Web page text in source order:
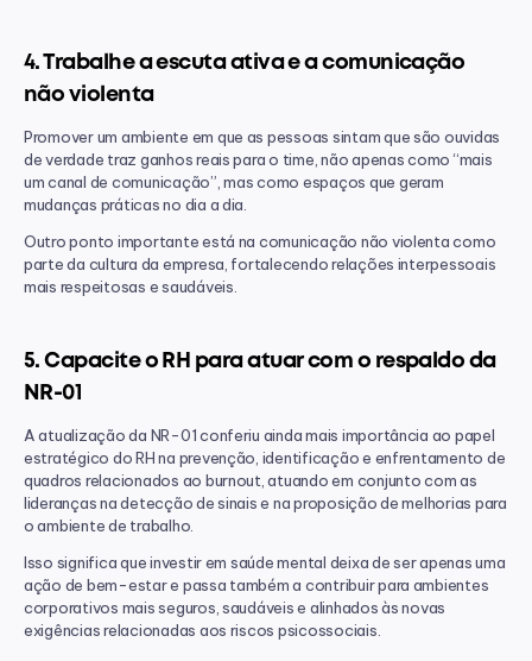
4. Trabalhe a escuta ativa e a comunicação
não violenta
Promover um ambiente em que as pessoas sintam que são ouvidas
de verdade traz ganhos reais para o time, não apenas como “mais
um canal de comunicação”, mas como espaços que geram
mudanças práticas no dia a dia.
Outro ponto importante está na comunicação não violenta como
parte da cultura da empresa, fortalecendo relações interpessoais
mais respeitosas e saudáveis.
5. Capacite o RH para atuar com o respaldo da
NR-01
A atualização da NR-01 conferiu ainda mais importância ao papel
estratégico do RH na prevenção, identificação e enfrentamento de
quadros relacionados ao burnout, atuando em conjunto com as
lideranças na detecção de sinais e na proposição de melhorias para
o ambiente de trabalho.
Isso significa que investir em saúde mental deixa de ser apenas uma
ação de bem-estar e passa também a contribuir para ambientes
corporativos mais seguros, saudáveis e alinhados às novas
exigências relacionadas aos riscos psicossociais.